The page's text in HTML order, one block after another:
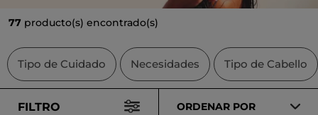
77 producto(s) encontrado(s)
Tipo de Cuidado Necesidades Tipo de Cabello
FILTRO ORDENAR POR